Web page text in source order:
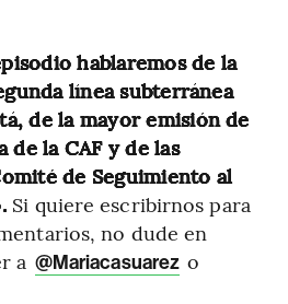
hablaremos de la
línea subterránea
de la mayor emisión de
de la CAF y de las
de Seguimiento al
Si quiere escribirnos para
no dude en
a @Mariacasuarez o